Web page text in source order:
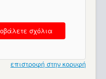
σχόλια
επιστροφή στην κορυφή